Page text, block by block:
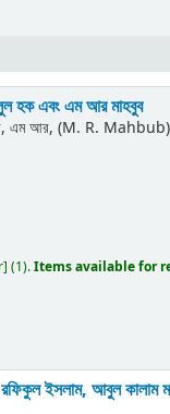
হক এবং এম আর মাহবুব
এম আর, (M. R.
] (1).Items available for
ইসলাম, আবুল